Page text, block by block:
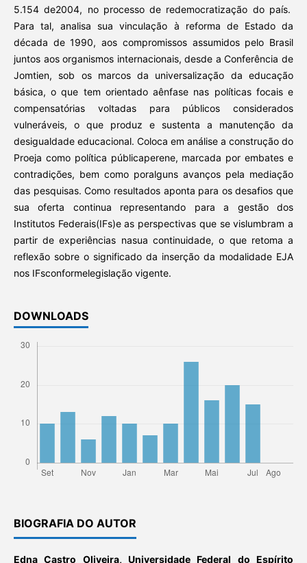
5.154 de2004, no processo de redemocratização do país.
Para tal, analisa sua vinculação à reforma de Estado da
década de 1990, aos compromissos assumidos pelo Brasil
juntos aos organismos internacionais, desde a Conferência de
Jomtien, sob os marcos da universalização da educação
básica, o que tem orientado aênfase nas políticas focais e
compensatórias voltadas para públicos considerados
vulneráveis, o que produz e sustenta a manutenção da
desigualdade educacional. Coloca em análise a construção do
Proeja como política públicaperene, marcada por embates e
contradições, bem como poralguns avanços pela mediação
das pesquisas. Como resultados aponta para os desafios que
sua oferta continua representando para a gestão dos
Institutos Federais(IFs)e as perspectivas que se vislumbram a
partir de experiências nasua continuidade, o que retoma a
reflexão sobre o significado da inserção da modalidade EJA
nos IFsconformelegislação vigente.
DOWNLOADS
BIOGRAFIA DO AUTOR
Edna Castro Oliveira, Universidade Federal do Espírito